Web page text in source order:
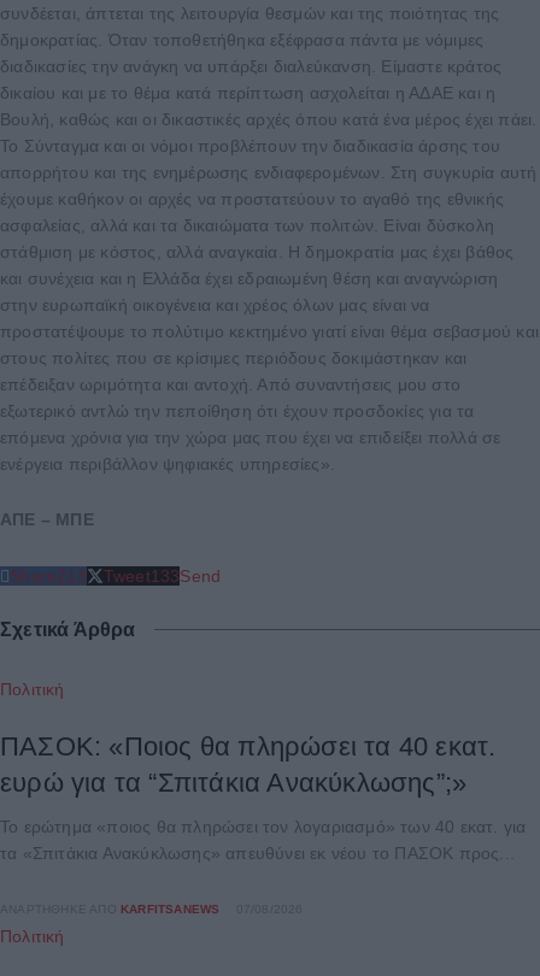
συνδέεται, άπτεται της λειτουργία θεσμών και της ποιότητας της
δημοκρατίας. Όταν τοποθετήθηκα εξέφρασα πάντα με νόμιμες
διαδικασίες την ανάγκη να υπάρξει διαλεύκανση. Είμαστε κράτος
δικαίου και με το θέμα κατά περίπτωση ασχολείται η ΑΔΑΕ και η
Βουλή, καθώς και οι δικαστικές αρχές όπου κατά ένα μέρος έχει πάει.
Το Σύνταγμα και οι νόμοι προβλέπουν την διαδικασία άρσης του
απορρήτου και της ενημέρωσης ενδιαφερομένων. Στη συγκυρία αυτή
έχουμε καθήκον οι αρχές να προστατεύουν το αγαθό της εθνικής
ασφαλείας, αλλά και τα δικαιώματα των πολιτών. Είναι δύσκολη
στάθμιση με κόστος, αλλά αναγκαία. Η δημοκρατία μας έχει βάθος
και συνέχεια και η Ελλάδα έχει εδραιωμένη θέση και αναγνώριση
στην ευρωπαϊκή οικογένεια και χρέος όλων μας είναι να
προστατέψουμε το πολύτιμο κεκτημένο γιατί είναι θέμα σεβασμού και
στους πολίτες που σε κρίσιμες περιόδους δοκιμάστηκαν και
επέδειξαν ωριμότητα και αντοχή. Από συναντήσεις μου στο
εξωτερικό αντλώ την πεποίθηση ότι έχουν προσδοκίες για τα
επόμενα χρόνια για την χώρα μας που έχει να επιδείξει πολλά σε
ενέργεια περιβάλλον ψηφιακές υπηρεσίες».
ΑΠΕ – ΜΠΕ
Share213 Tweet133Send
Σχετικά Άρθρα
Πολιτική
ΠΑΣΟΚ: «Ποιος θα πληρώσει τα 40 εκατ.
ευρώ για τα “Σπιτάκια Ανακύκλωσης”;»
Το ερώτημα «ποιος θα πληρώσει τον λογαριασμό» των 40 εκατ. για
τα «Σπιτάκια Ανακύκλωσης» απευθύνει εκ νέου το ΠΑΣΟΚ προς...
ΑΝΑΡΤΉΘΗΚΕ ΑΠΌ KARFITSANEWS
Πολιτική